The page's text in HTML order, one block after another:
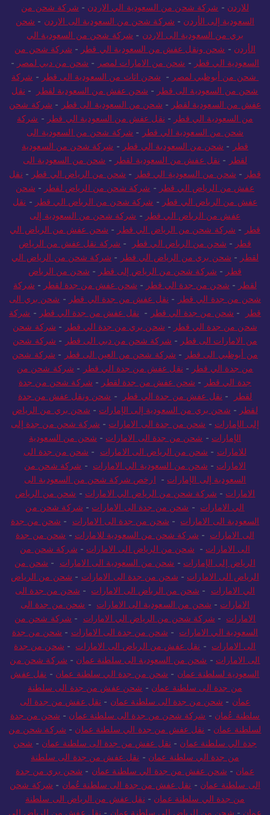
للاردن - شركة شحن من السعودية الي الاردن - شركة شحن من
السعودية إلى الأردن - شركة شحن من السعودية الى الاردن - شحن
بري من السعودية الى الاردن - شركة شحن من السعودية الي
الأردن - شحن ونقل عفش من السعودية الي قطر - شركة شحن من
السعودية الي قطر - شحن من الامارات لمصر - شحن من دبي لمصر -
شحن من أبوظبي لمصر - شحن اثاث من السعودية الى قطر - شركة
شحن من السعودية الى قطر - شحن عفش من السعودية لقطر - نقل
عفش من السعودية لقطر - شحن من السعودية الى قطر - شركة شحن
من السعودية الي قطر - نقل عفش من السعودية الي قطر - شركة
شحن من السعودية الي قطر - شركة شحن من السعودية الى
قطر - شحن من السعودية الي قطر - شركة شحن من السعودية
لقطر - نقل عفش من السعودية لقطر - شحن من السعودية الى
قطر - شحن من السعودية الي قطر - شحن من الرياض الي قطر - نقل
عفش من الرياض الي قطر - شركة شحن من الرياض لقطر - شحن
عفش من الرياض الي قطر - شركة شحن من الرياض الي قطر - نقل
عفش من الرياض الي قطر - شركة شحن من السعودية إلى
قطر - شركة شحن من الرياض الي قطر - شحن عفش من الرياض الي
قطر - شحن من الرياض الي قطر - شركة نقل عفش من الرياض
لقطر - شحن بري من الرياض الي قطر - شركة شحن من الرياض الي
قطر - شركة شحن من الرياض إلى قطر - شحن من الرياض
لقطر - شحن من جدة الي قطر - شحن عفش من جدة لقطر - شركة
شحن من جدة الي قطر - نقل عفش من جدة الي قطر - شحن بري الى
قطر
- شحن من جدة الي قطر - نقل عفش من جدة الي قطر - شركة
شحن من جدة الي قطر - شحن بري من جدة الي قطر - شركة شحن
من الامارات الى قطر - شركة شحن من دبي الى قطر - شركة شحن
من أبوظبي الى قطر - شركة شحن من العين الى قطر - شركة شحن
من جدة الي قطر - نقل عفش من جدة الي قطر - شركة شحن من
جدة الي قطر - شحن عفش من جدة لقطر - شركة شحن من جدة
لقطر
- نقل عفش من جدة الي قطر - شحن ونقل عفش من جدة
لقطر - شحن بري من السعودية إلى الإمارات - شحن بري من الرياض
إلى الإمارات - شحن من جدة الى الامارات - شركة شحن من جدة إلى
الإمارات - شحن من جدة الى الامارات - شحن من السعودية
للامارات - شحن من الرياض الى الامارات - شحن من جدة الى
الامارات - شحن من السعودية الي الامارات - شركة شحن من
السعودية إلى الإمارات - ارخص شركة شحن من السعودية الى
الامارات - شركة شحن من الرياض الي الامارات - شحن من الرياض
الي الامارات - شحن من جدة الى الامارات - شركة شحن من
السعودية الى الامارات - شحن من جدة الى الامارات - شحن من جدة
الى الامارات - شركة شحن من السعودية للامارات - شحن من جدة
الى الامارات - شحن من الرياض الى الامارات - شركة شحن من
الرياض إلى الإمارات - شحن من السعودية الى الامارات - شحن من
الرياض الى الامارات - شحن من جدة الى الامارات - شحن من الرياض
الي الامارات - شحن من الرياض الى الامارات - شحن من جدة الى
الامارات - شحن من السعودية الى الامارات - شحن من جدة الى
الامارات - شركة شحن من الرياض الي الامارات - شركة شحن من
السعودية الي الامارات - شحن من جدة الى الامارات - شحن من جدة
الى الامارات - نقل عفش من الرياض الى الامارات - شحن من جدة
الى الامارات - شحن من السعودية الى سلطنة عمان - شركة شحن من
السعودية لسلطنة عمان - شحن من جدة الي سلطنة عمان - نقل عفش
من جدة الى سلطنة عمان - شحن عفش من جدة الى سلطنة
عمان - شحن من جدة الى سلطنة عمان - نقل عفش من جدة الى
سلطنة عُمان - شركة شحن من جدة الى سلطنة عمان - شحن من جدة
لسلطنة عمان - نقل عفش من جدة الي سلطنة عمان - شركة شحن من
جدة الي سلطنة عمان - نقل عفش من جدة الى سلطنة عمان - شحن
من جدة الي سلطنة عمان - نقل عفش من جدة الى سلطنة
عمان - شحن عفش من جدة الي سلطنة عمان - شحن بري من جدة
الى سلطنة عمان - نقل عفش من جدة الى سلطنة عُمان - شركة شحن
من جدة الي سلطنة عمان - نقل عفش من الرياض الى سلطنة
عمان - شحن من الرياض الى سلطنة عمان - نقل عفش من الرياض الى